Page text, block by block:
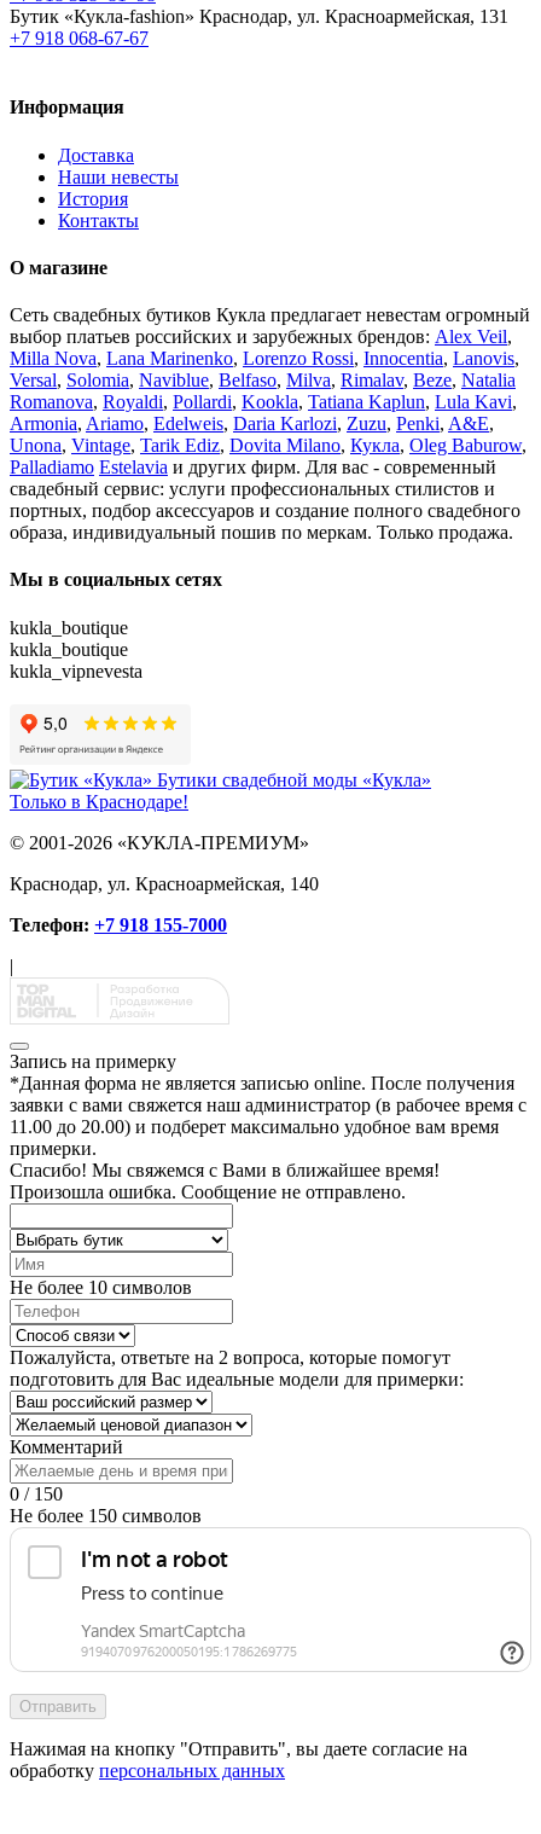
Бутик «Кукла-fashion» Краснодар, ул. Красноармейская, 131
+7 918 068-67-67
Информация
Доставка
Наши невесты
История
Контакты
О магазине
Сеть свадебных бутиков Кукла предлагает невестам огромный
выбор платьев российских и зарубежных брендов: Alex Veil,
Milla Nova, Lana Marinenko, Lorenzo Rossi, Innocentia, Lanovis,
Versal, Solomia, Naviblue, Belfaso, Milva, Rimalav, Beze, Natalia
Romanova, Royaldi, Pollardi, Kookla, Tatiana Kaplun, Lula Kavi,
Armonia, Ariamo, Edelweis, Daria Karlozi, Zuzu, Penki, A&Е,
Unona, Vintage, Tarik Ediz, Dovita Milano, Кукла, Oleg Baburow,
Palladiamo Estelavia и других фирм. Для вас - современный
свадебный сервис: услуги профессиональных стилистов и
портных, подбор аксессуаров и создание полного свадебного
образа, индивидуальный пошив по меркам. Только продажа.
Мы в социальных сетях
kukla_boutique
kukla_boutique
kukla_vipnevesta
Бутики свадебной моды «Кукла»
Только в Краснодаре!
© 2001-2026 «КУКЛА-ПРЕМИУМ»
Краснодар, ул. Красноармейская, 140
Телефон: +7 918 155-7000
|
Запись на примерку
*Данная форма не является записью online. После получения
заявки с вами свяжется наш администратор (в рабочее время с
11.00 до 20.00) и подберет максимально удобное вам время
примерки.
Спасибо! Мы свяжемся с Вами в ближайшее время!
Произошла ошибка. Сообщение не отправлено.
Не более 10 символов
Пожалуйста, ответьте на 2 вопроса, которые помогут
подготовить для Вас идеальные модели для примерки:
Комментарий
0 / 150
Не более 150 символов
Отправить
Нажимая на кнопку "Отправить", вы даете согласие на
обработку персональных данных